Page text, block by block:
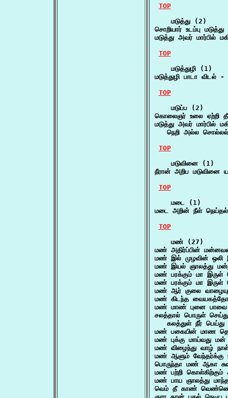
TOP
    மடுத்து (2)
சொறியார் உடம்பு
மடுத்து அவர் மார்பில்
TOP
    மடுத்துழி (1)
மடுத்துழி பாடா
TOP
    மடுப்ப (2)
கொலைஞர் உலை ஏற்றி
மடுத்து அவர் மார்பில்
நெறி அல்ல சொல்லல்
TOP
    மடுவினை (1)
நீரான் அறிப
TOP
    மடை (1)
மடை அறின் நீள்
TOP
    மண் (27)
மண் அதிர்ப்பின்
மண் இல் முழவின்
மண் இயல் ஞாலத்து
மண் பரக்கும் மா
மண் பரக்கும் மா
மண் ஆர் குலை
மண் கிடந்த
மண் மாண் புனை பாவை
சலத்தால் பொருள்
கலத்துள் நீர்
மண் பகையின் மாண
மண் புக்கு மாய்வது
மண் விழைந்து வாழ்
மண் ஆளும் வேந்தர்க்கு
பொருந்தா மண் ஆகா
மண் பற்றி
மண் பாய ஞாலத்து
வெம் தீ காண் வெண்ணெய்